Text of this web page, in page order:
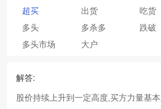
超买 出货 吃货
多头
多杀多 跌破
多头市场
大户
解答:
股价持续上升到一定高度,买方力量基本